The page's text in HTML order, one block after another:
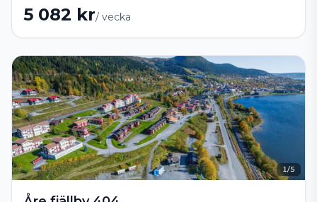
5 082 kr/ vecka
1/5